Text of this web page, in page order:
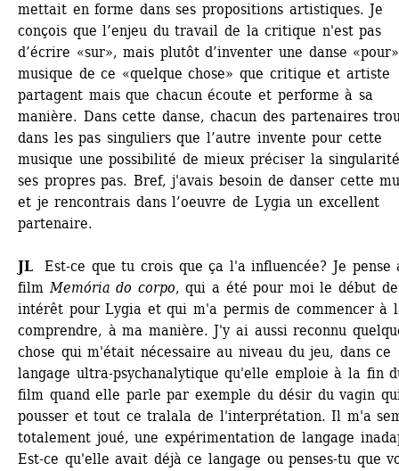
mettait en forme dans ses propositions artistiques. Je
conçois que l’enjeu du travail de la critique n'est pas
d’écrire «sur», mais plutôt d’inventer une danse
musique de ce «quelque chose» que critique et artiste
partagent mais que chacun écoute et performe à sa
manière. Dans cette danse, chacun des partenaires
dans les pas singuliers que l’autre invente pour cette
musique une possibilité de mieux préciser la
ses propres pas. Bref, j'avais besoin de danser cette
et je rencontrais dans l’oeuvre de Lygia un excellent
partenaire.
JL
Est-ce que tu crois que ça l'a influencée? Je pense
film Memória do corpo, qui a été pour moi le début
intérêt pour Lygia et qui m'a permis de commencer à
comprendre, à ma manière. J'y ai aussi reconnu
chose qui m'était nécessaire au niveau du jeu, dans ce
langage ultra-psychanalytique qu'elle emploie à la fin
film quand elle parle par exemple du désir du vagin
pousser et tout ce tralala de l'interprétation. Il m'a
totalement joué, une expérimentation de langage
Est-ce qu'elle avait déjà ce langage ou penses-tu que